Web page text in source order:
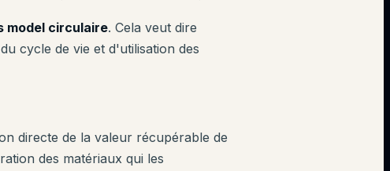
model circulaire. Cela veut dire
cycle de vie et d'utilisation des
directe de la valeur récupérable de
des matériaux qui les